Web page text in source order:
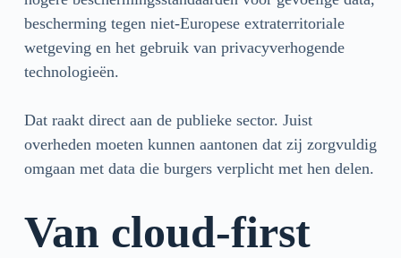
bescherming tegen niet-Europese extraterritoriale
wetgeving en het gebruik van privacyverhogende
technologieën.
Dat raakt direct aan de publieke sector. Juist
overheden moeten kunnen aantonen dat zij zorgvuldig
omgaan met data die burgers verplicht met hen delen.
Van cloud-first